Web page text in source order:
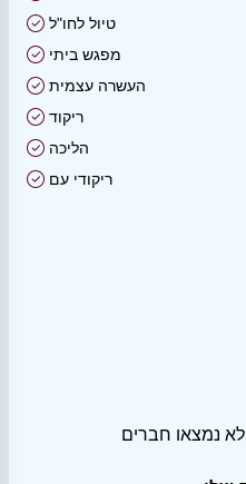
טיול לחו"ל
מפגש ביתי
העשרה עצמית
ריקוד
הליכה
ריקודי עם
לא נמצאו חברים